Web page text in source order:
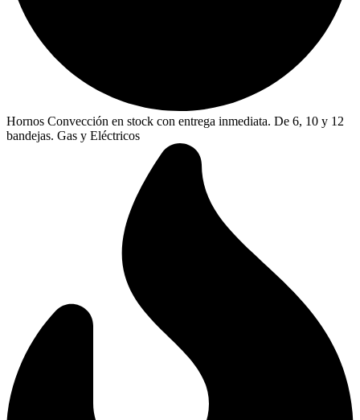
Hornos Convección en stock con entrega inmediata. De 6, 10 y 12
bandejas. Gas y Eléctricos